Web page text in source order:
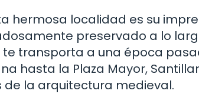
hermosa localidad es su
preservado a lo
transporta a una época
hasta la Plaza Mayor,
la arquitectura medieval.